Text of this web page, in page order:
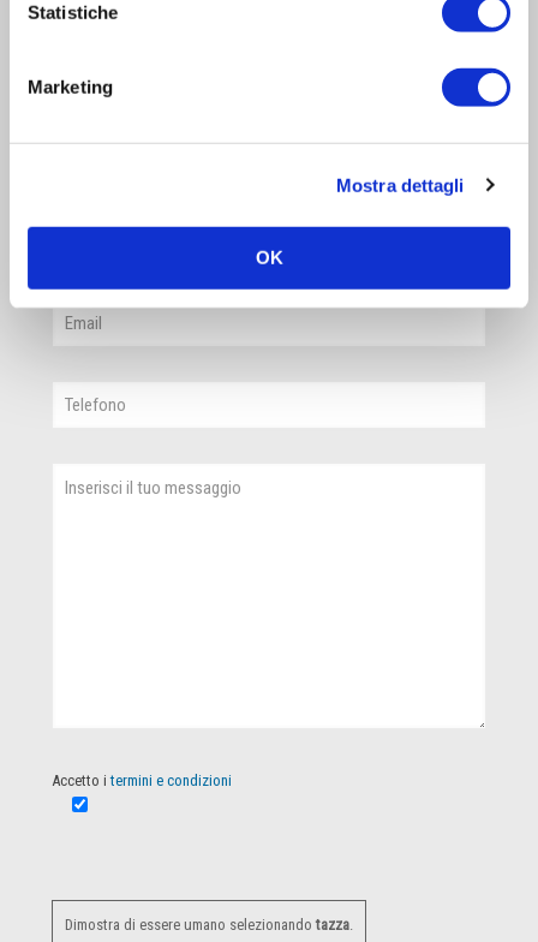
Statistiche
Marketing
Mostra dettagli
OK
Accetto itermini e condizioni
Dimostra di essere umano selezionando tazza.